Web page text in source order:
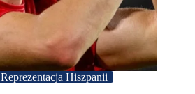
Reprezentacja Hiszpanii